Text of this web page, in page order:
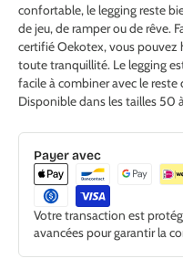
confortable, le legging reste
de jeu, de ramper ou de rêve.
certifié Oekotex, vous pouvez
toute tranquillité. Le legging
facile à combiner avec le
Disponible dans les tailles 50
Payer avec
Votre transaction est
avancées pour garantir la